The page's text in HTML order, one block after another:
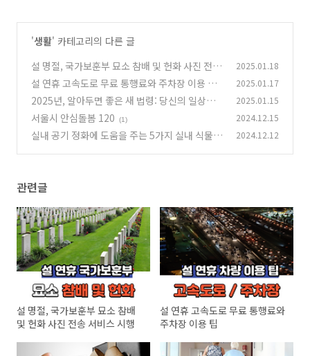
'생활' 카테고리의 다른 글
설 명절, 국가보훈부 묘소 참배 및 헌화 사진 전송
서비스 시행 (1)
2025.01.18
설 연휴 고속도로 무료 통행료와 주차장 이용 팁
(1)
2025.01.17
2025년, 알아두면 좋은 새 법령: 당신의 일상에
미치는 변화
(0)
2025.01.15
서울시 안심돌봄 120 (1) 2024.12.15
실내 공기 정화에 도움을 주는 5가지 실내 식물 2024.12.12
관련글
설 명절, 국가보훈부 묘소 참배
및 헌화 사진 전송 서비스 시행
설 연휴 고속도로 무료 통행료와
주차장 이용 팁